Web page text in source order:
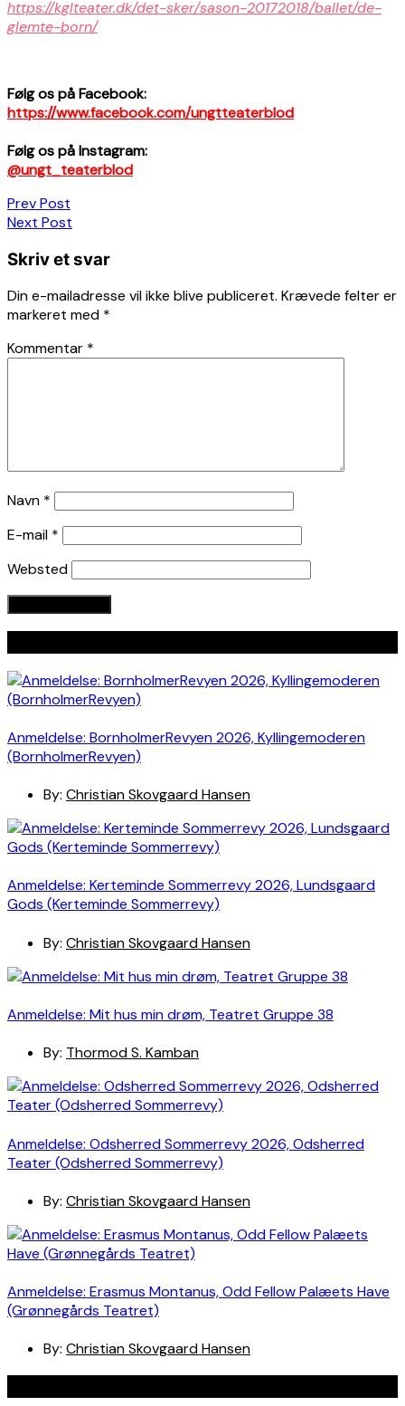
https://kglteater.dk/det-sker/sason-20172018/ballet/de-
glemte-born/
Følg os på Facebook:
https://www.facebook.com/ungtteaterblod
Følg os på Instagram:
@ungt_teaterblod
Indlægsnavigation
Prev Post
Next Post
Skriv et svar
Din e-mailadresse vil ikke blive publiceret. Krævede felter er
markeret med *
Kommentar *
Navn *
E-mail *
Websted
Anmeldelse: BornholmerRevyen 2026, Kyllingemoderen
(BornholmerRevyen)
By: Christian Skovgaard Hansen
Anmeldelse: Kerteminde Sommerrevy 2026, Lundsgaard
Gods (Kerteminde Sommerrevy)
By: Christian Skovgaard Hansen
Anmeldelse: Mit hus min drøm, Teatret Gruppe 38
By: Thormod S. Kamban
Anmeldelse: Odsherred Sommerrevy 2026, Odsherred
Teater (Odsherred Sommerrevy)
By: Christian Skovgaard Hansen
Anmeldelse: Erasmus Montanus, Odd Fellow Palæets Have
(Grønnegårds Teatret)
By: Christian Skovgaard Hansen